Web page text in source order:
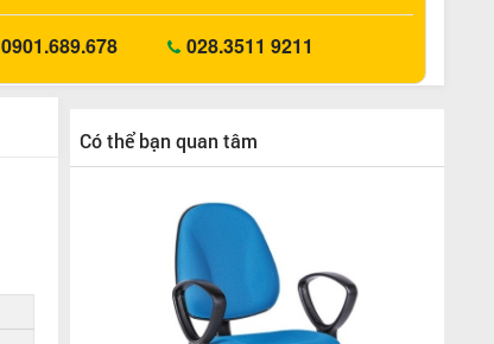
0901.689.678 028.3511 9211
Có thể bạn quan tâm